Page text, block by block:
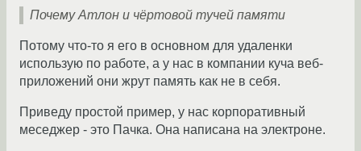
Почему Атлон и чёртовой тучей памяти
Потому что-то я его в основном для удаленки
использую по работе, а у нас в компании куча веб-
приложений они жрут память как не в себя.
Приведу простой пример, у нас корпоративный
меcеджер - это Пачка. Она написана на электроне.